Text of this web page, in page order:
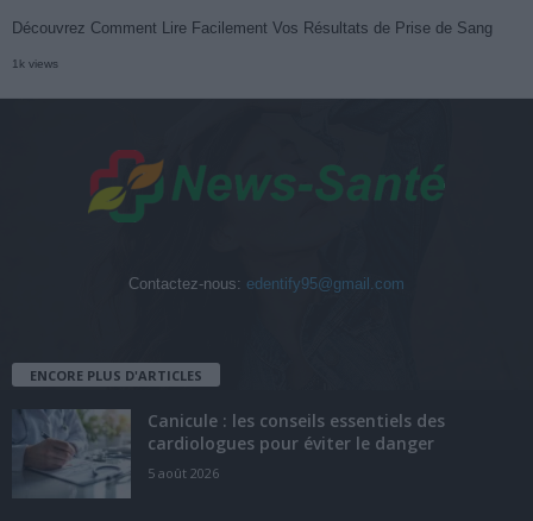
Découvrez Comment Lire Facilement Vos Résultats de Prise de Sang
1k views
Contactez-nous: edentify95@gmail.com
ENCORE PLUS D'ARTICLES
Canicule : les conseils essentiels des
cardiologues pour éviter le danger
5 août 2026